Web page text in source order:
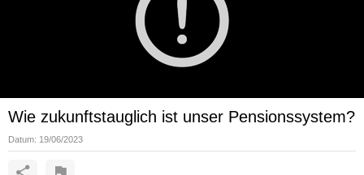
Wie zukunftstauglich ist unser Pensionssystem?
Datum: 19/06/2023